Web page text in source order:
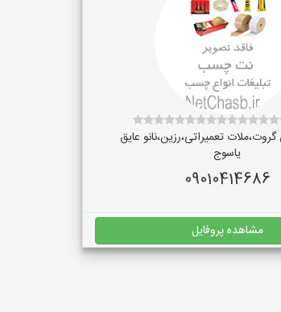
تعمیراتی،رزین،نانو عایق
یاسوج
09010414686
مشاهده پروفایل